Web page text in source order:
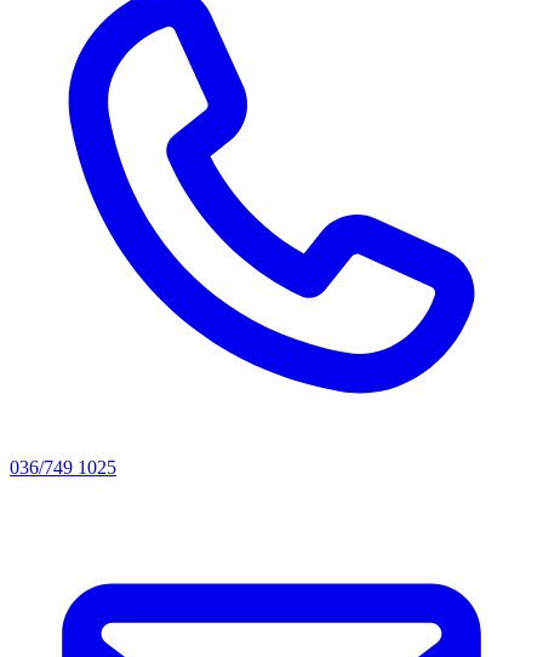
036/749 1025